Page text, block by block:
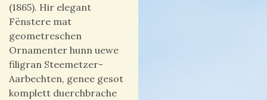
(1865). Hir elegant
Fënstere mat
geometreschen
Ornamenter hunn uewe
filigran Steemetzer-
Aarbechten, genee gesot
komplett duerchbrache